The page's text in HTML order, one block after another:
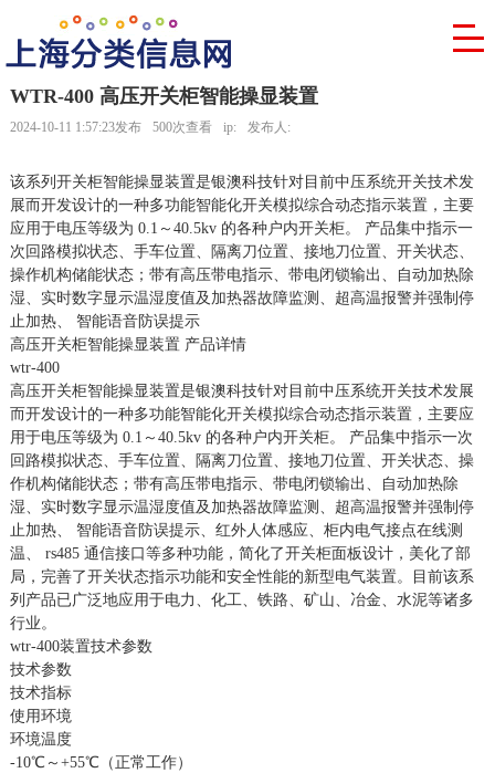
WTR-400 高压开关柜智能操显装置
2024-10-11 1:57:23发布 500次查看 ip: 发布人:
该系列开关柜智能操显装置是银澳科技针对目前中压系统开关技术发
展而开发设计的一种多功能智能化开关模拟综合动态指示装置，主要
应用于电压等级为 0.1～40.5kv 的各种户内开关柜。 产品集中指示一
次回路模拟状态、手车位置、隔离刀位置、接地刀位置、开关状态、
操作机构储能状态；带有高压带电指示、带电闭锁输出、自动加热除
湿、实时数字显示温湿度值及加热器故障监测、超高温报警并强制停
止加热、 智能语音防误提示
高压开关柜智能操显装置 产品详情
wtr-400
高压开关柜智能操显装置是银澳科技针对目前中压系统开关技术发展
而开发设计的一种多功能智能化开关模拟综合动态指示装置，主要应
用于电压等级为 0.1～40.5kv 的各种户内开关柜。 产品集中指示一次
回路模拟状态、手车位置、隔离刀位置、接地刀位置、开关状态、操
作机构储能状态；带有高压带电指示、带电闭锁输出、自动加热除
湿、实时数字显示温湿度值及加热器故障监测、超高温报警并强制停
止加热、 智能语音防误提示、红外人体感应、柜内电气接点在线测
温、 rs485 通信接口等多种功能，简化了开关柜面板设计，美化了部
局，完善了开关状态指示功能和安全性能的新型电气装置。目前该系
列产品已广泛地应用于电力、化工、铁路、矿山、冶金、水泥等诸多
行业。
wtr-400装置技术参数
技术参数
技术指标
使用环境
环境温度
-10℃～+55℃（正常工作）